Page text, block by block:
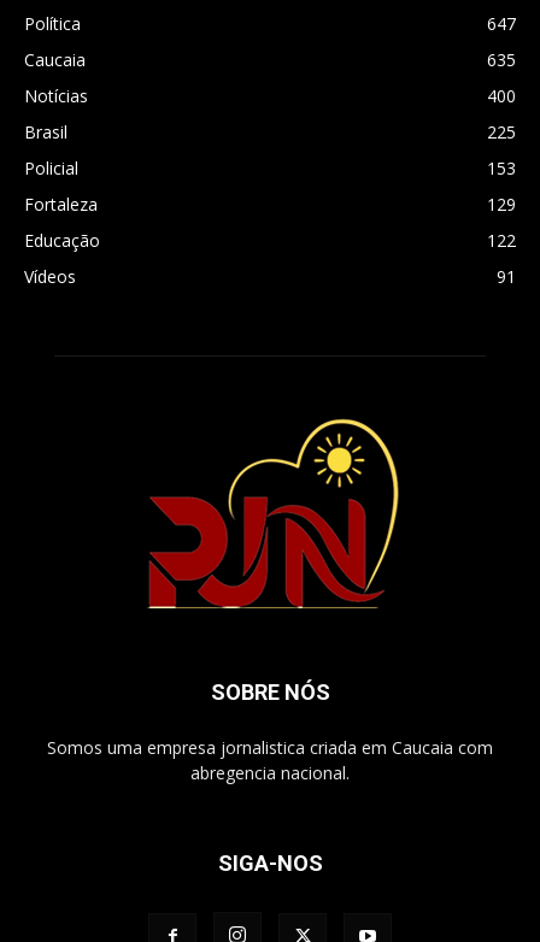
Política
647
Caucaia
635
Notícias
400
Brasil
225
Policial
153
Fortaleza
129
Educação
122
Vídeos
91
SOBRE NÓS
Somos uma empresa jornalistica criada em Caucaia com
abregencia nacional.
SIGA-NOS